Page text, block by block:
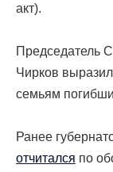
акт).
Председатель
Чирков
семьям
Ранее
отчитался по